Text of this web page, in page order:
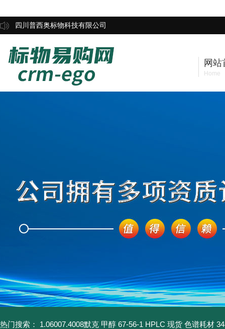
四川普西奥标物科技有限公司
网站
Home
热门搜索： 1.06007.4008默克 甲醇 67-56-1 HPLC 现货 色谱耗材